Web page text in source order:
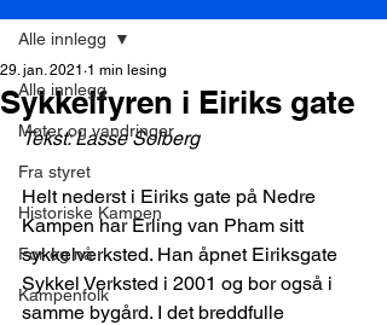
Alle innlegg
Møter og vandringer
Fra styret
Historiske Kampen
Før og nå
Kampenfolk
Alle innlegg
Sykkelfyren i Eiriks gate
29. jan. 2021 1 min lesing
Tekst: Lasse Solberg
Helt nederst i Eiriks gate på Nedre
Kampen har Erling van Pham sitt
sykkelverksted. Han åpnet Eiriksgate
Sykkel Verksted i 2001 og bor også i
samme bygård. I det breddfulle